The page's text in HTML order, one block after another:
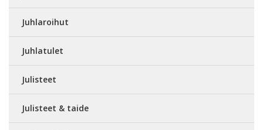
Juhlaroihut
Juhlatulet
Julisteet
Julisteet & taide